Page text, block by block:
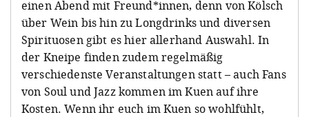
einen Abend mit Freund*innen, denn von Kölsch
über Wein bis hin zu Longdrinks und diversen
Spirituosen gibt es hier allerhand Auswahl. In
der Kneipe finden zudem regelmäßig
verschiedenste Veranstaltungen statt – auch Fans
von Soul und Jazz kommen im Kuen auf ihre
Kosten. Wenn ihr euch im Kuen so wohlfühlt,